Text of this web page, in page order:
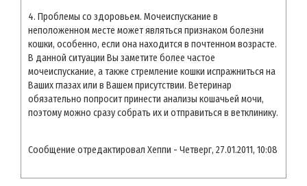
4. Проблемы со здоровьем. Мочеиспускание в
неположенном месте может являться признаком болезни
кошки, особенно, если она находится в почтенном возрасте.
В данной ситуации Вы заметите более частое
мочеиспускание, а также стремление кошки испражниться на
Ваших глазах или в Вашем присутствии. Ветеринар
обязательно попросит принести анализы кошачьей мочи,
поэтому можно сразу собрать их и отправиться в ветклинику.
Сообщение отредактировал Хеппи - Четверг, 27.01.2011, 10:08